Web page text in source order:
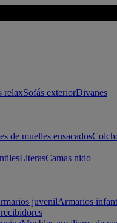
relaxSofás exteriorDivanes
de muelles ensacados
LiterasCamas nido
juvenilArmarios